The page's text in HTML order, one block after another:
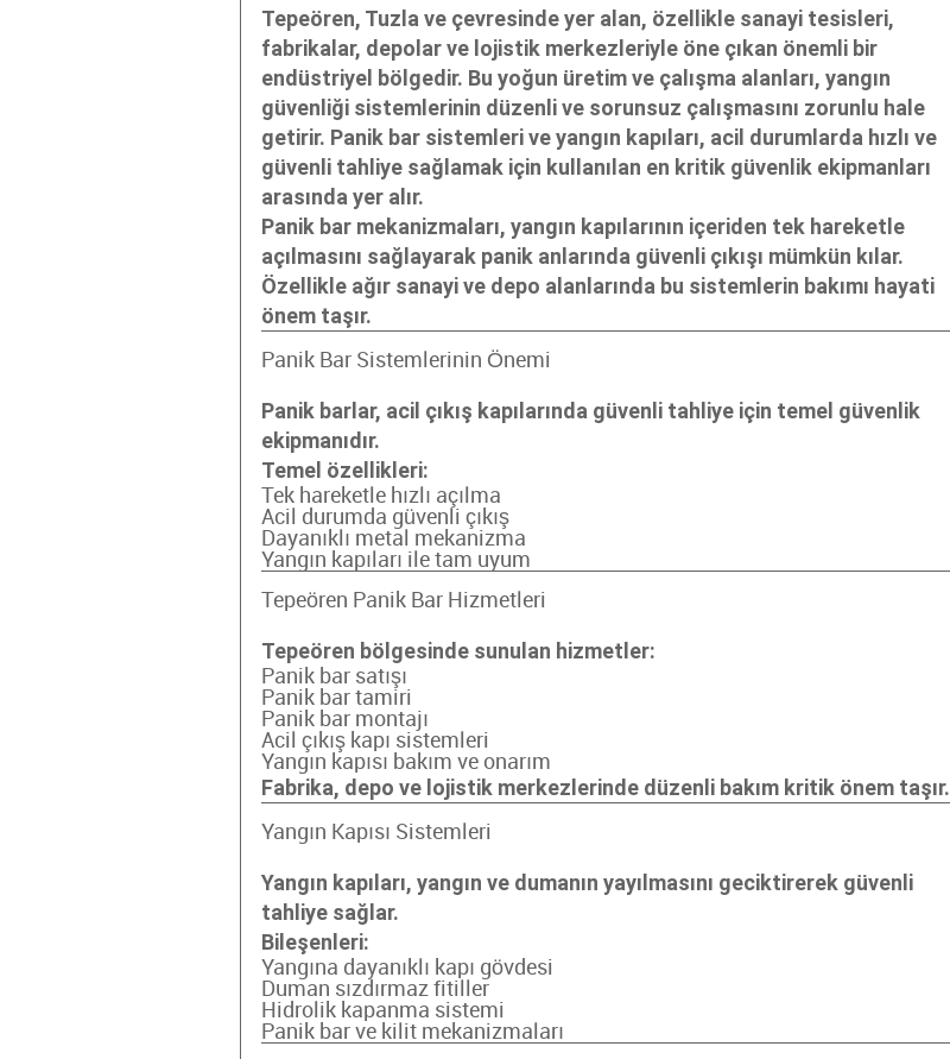
Tepeören, Tuzla ve çevresinde yer alan, özellikle sanayi tesisleri,
fabrikalar, depolar ve lojistik merkezleriyle öne çıkan önemli bir
endüstriyel bölgedir. Bu yoğun üretim ve çalışma alanları, yangın
güvenliği sistemlerinin düzenli ve sorunsuz çalışmasını zorunlu hale
getirir. Panik bar sistemleri ve yangın kapıları, acil durumlarda hızlı ve
güvenli tahliye sağlamak için kullanılan en kritik güvenlik ekipmanları
arasında yer alır.
Panik bar mekanizmaları, yangın kapılarının içeriden tek hareketle
açılmasını sağlayarak panik anlarında güvenli çıkışı mümkün kılar.
Özellikle ağır sanayi ve depo alanlarında bu sistemlerin bakımı hayati
önem taşır.
Panik Bar Sistemlerinin Önemi
Panik barlar, acil çıkış kapılarında güvenli tahliye için temel güvenlik
ekipmanıdır.
Temel özellikleri:
Tek hareketle hızlı açılma
Acil durumda güvenli çıkış
Dayanıklı metal mekanizma
Yangın kapıları ile tam uyum
Tepeören Panik Bar Hizmetleri
Tepeören bölgesinde sunulan hizmetler:
Panik bar satışı
Panik bar tamiri
Panik bar montajı
Acil çıkış kapı sistemleri
Yangın kapısı bakım ve onarım
Fabrika, depo ve lojistik merkezlerinde düzenli bakım kritik önem taşır.
Yangın Kapısı Sistemleri
Yangın kapıları, yangın ve dumanın yayılmasını geciktirerek güvenli
tahliye sağlar.
Bileşenleri:
Yangına dayanıklı kapı gövdesi
Duman sızdırmaz fitiller
Hidrolik kapanma sistemi
Panik bar ve kilit mekanizmaları